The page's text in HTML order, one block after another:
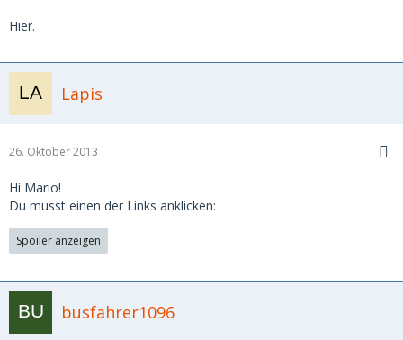
Hier.
Lapis
26. Oktober 2013
Hi Mario!
Du musst einen der Links anklicken:
Spoiler anzeigen
busfahrer1096